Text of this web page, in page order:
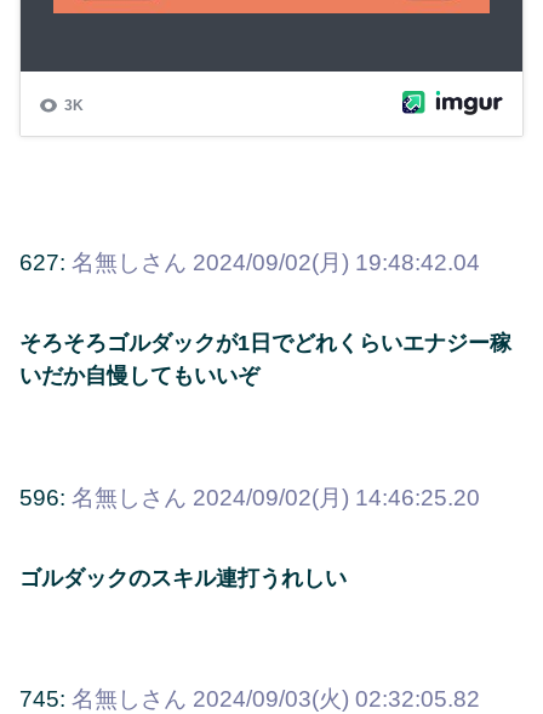
627: 名無しさん 2024/09/02(月) 19:48:42.04
そろそろゴルダックが1日でどれくらいエナジー稼
いだか自慢してもいいぞ
596: 名無しさん 2024/09/02(月) 14:46:25.20
ゴルダックのスキル連打うれしい
745: 名無しさん 2024/09/03(火) 02:32:05.82